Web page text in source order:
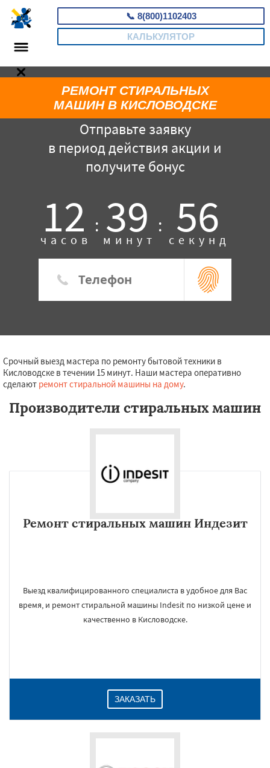
📞 8(800)1102403
КАЛЬКУЛЯТОР
Отправьте заявку
в период действия акции и
получите бонус
12 :
часов 39 :
минут 55
секунд
РЕМОНТ СТИРАЛЬНЫХ
МАШИН В КИСЛОВОДСКЕ
Срочный выезд мастера по ремонту бытовой техники в
Кисловодске в течении 15 минут. Наши мастера оперативно
сделают ремонт стиральной машины на дому.
Производители стиральных машин
Ремонт стиральных машин Индезит
Выезд квалифицированного специалиста в удобное для Вас
время, и ремонт стиральной машины Indesit по низкой цене и
качественно в Кисловодске.
ЗАКАЗАТЬ